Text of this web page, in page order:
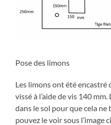
Pose des limons
Les limons ont été encastré
vissé à l’aide de vis 140
dans le sol pour que cela ne
pouvez le voir sous l’image